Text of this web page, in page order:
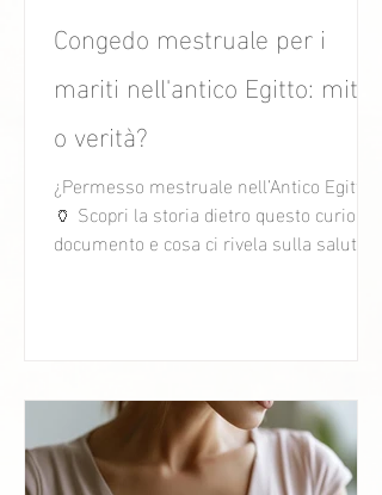
Congedo mestruale per i
mariti nell'antico Egitto: mito
o verità?
¿Permesso mestruale nell’Antico Egitto?
🏺 Scopri la storia dietro questo curioso
documento e cosa ci rivela sulla salute